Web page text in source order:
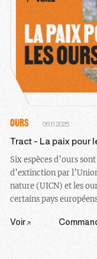
OURS 06.11.2025
Tract - La paix pour
Six espèces d’ours
d’extinction par
nature (UICN) et les
certains pays
Voir